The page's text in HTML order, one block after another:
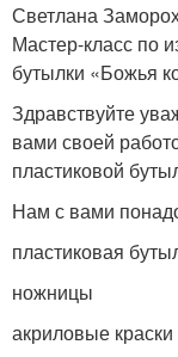
Светлана
Мастер-класс по
бутылки «Божья
Здравствуйте
вами своей
пластиковой
Нам с вами
пластиковая
ножницы
акриловые краски